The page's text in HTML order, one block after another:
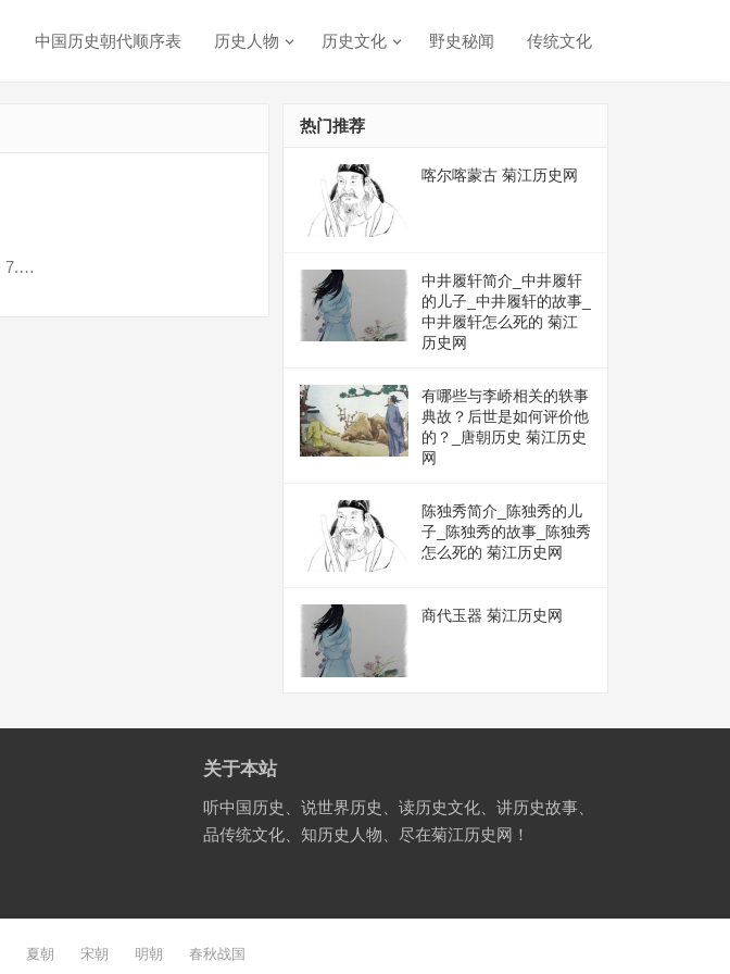
中国历史朝代顺序表 历史人物 历史文化 野史秘闻 传统文化
7.…
热门推荐
喀尔喀蒙古 菊江历史网
中井履轩简介_中井履轩
的儿子_中井履轩的故事_
中井履轩怎么死的 菊江
历史网
有哪些与李峤相关的轶事
典故？后世是如何评价他
的？_唐朝历史 菊江历史
网
陈独秀简介_陈独秀的儿
子_陈独秀的故事_陈独秀
怎么死的 菊江历史网
商代玉器 菊江历史网
关于本站
听中国历史、说世界历史、读历史文化、讲历史故事、
品传统文化、知历史人物、尽在菊江历史网！
夏朝 宋朝 明朝 春秋战国